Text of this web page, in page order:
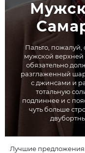
Пальто, пожалуй,
мужской верхней
обязательно
разглаженный
с джинсами и
тотальную
подлиннее и с
чуть больше
Лучшие